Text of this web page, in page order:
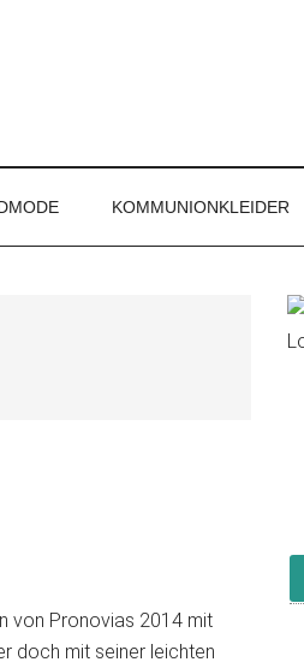
KOMMUNIONKLEIDER
von Pronovias 2014 mit
doch mit seiner leichten